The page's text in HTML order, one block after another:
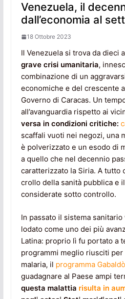
Venezuela, il
dall’economia al
18 Ottobre 2023
Il Venezuela si trova da dieci
grave crisi umanitaria,
combinazione di un
economiche e del crescente
Governo di Caracas. Un
all’avanguardia rispetto ai
versa in condizioni critiche:
scaffali vuoti nei negozi, una
è polverizzato e un esodo di
a quello che nel decennio
caratterizzato la Siria. A tutto
crollo della sanità pubblica e
considerate sotto controllo.
In passato il sistema
lodato come uno dei più
Latina: proprio lì fu portato a
programmi meglio riusciti per
malaria, il programma
guadagnare al Paese ampi
questa malattia risulta in